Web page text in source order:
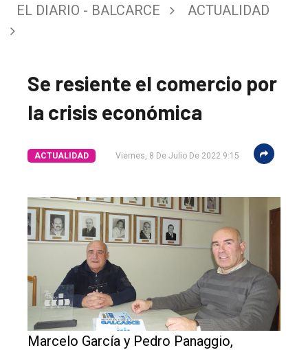
EL DIARIO - BALCARCE ACTUALIDAD
Se resiente el comercio por
la crisis económica
ACTUALIDAD Viernes, 8 De Julio De 2022 9:15
Marcelo García y Pedro Panaggio,